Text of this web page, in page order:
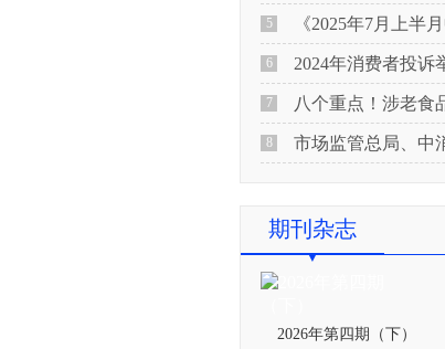
5 《2025年7月上半月中国消费品领
6 2024年消费者投诉
7 八个重点！涉老食品、
8 市场监管总局、中消协联合发布消费提
期刊杂志
2026年第四期（下）